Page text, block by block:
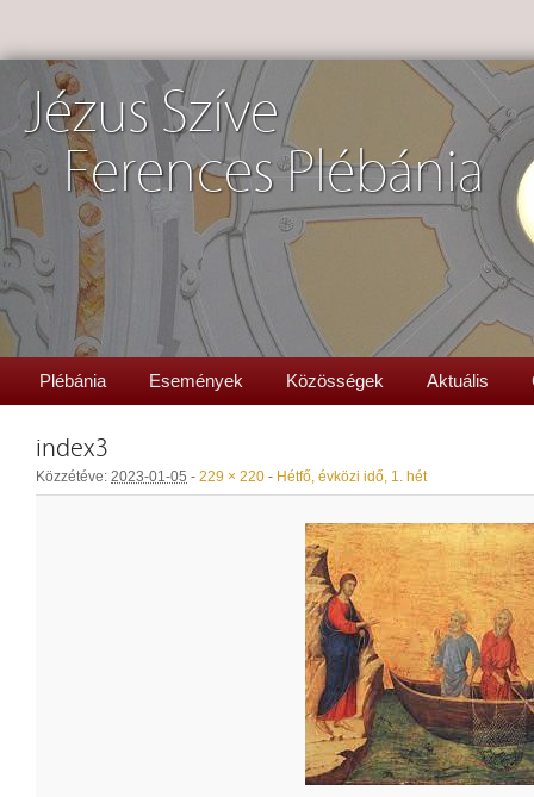
Jézus Szíve
Ferences Plébánia
Plébánia Események Közösségek Aktuális
index3
Közzétéve: 2023-01-05 - 229 × 220 - Hétfő, évközi idő, 1. hét